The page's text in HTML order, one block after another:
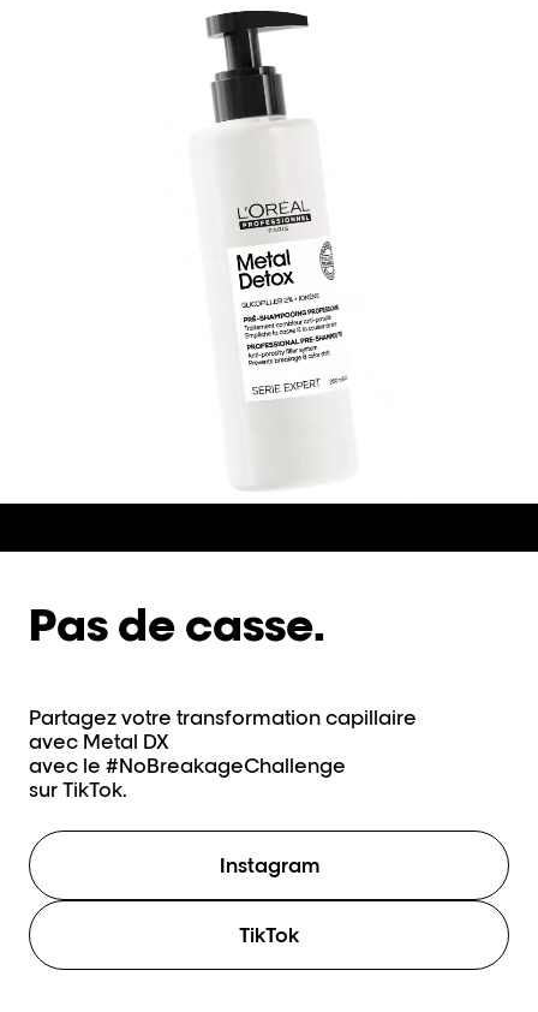
Pas de casse.
Partagez votre transformation capillaire
avec Metal DX
avec le #NoBreakageChallenge
sur TikTok.
Instagram
TikTok